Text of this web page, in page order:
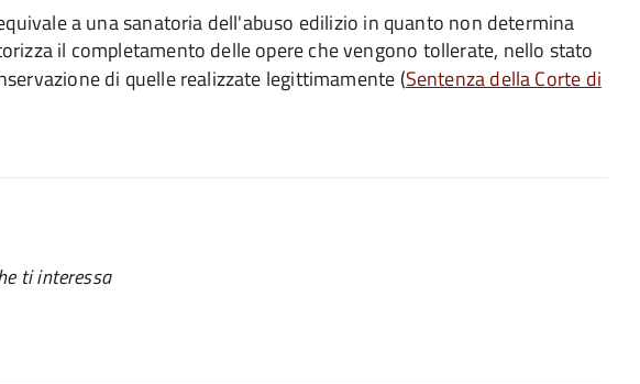
a una sanatoria dell'abuso edilizio in quanto non determina
il completamento delle opere che vengono tollerate, nello stato
di quelle realizzate legittimamente (Sentenza della Corte di
ti interessa